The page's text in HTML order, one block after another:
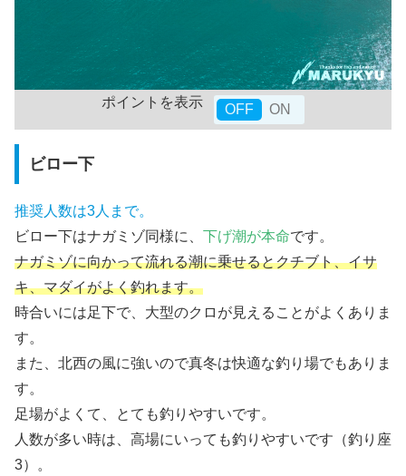
ポイントを表示
ビロー下
推奨人数は3人まで。
ビロー下はナガミゾ同様に、 下げ潮が本命です。
ナガミゾに向かって流れる潮に乗せるとクチブト、イサ
キ、マダイがよく釣れます。
時合いには足下で、大型のクロが見えることがよくありま
す。
また、北西の風に強いので真冬は快適な釣り場でもありま
す。
足場がよくて、とても釣りやすいです。
人数が多い時は、高場にいっても釣りやすいです（釣り座
3）。